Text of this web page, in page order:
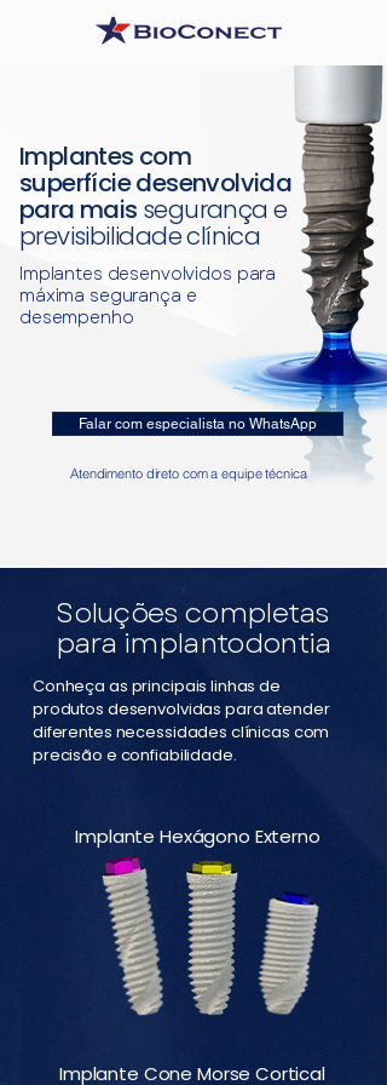
Implantes com
superfície desenvolvida
para mais segurança e
previsibilidade clínica
Implantes desenvolvidos para
máxima segurança e
desempenho
Falar com especialista no WhatsApp
Atendimento direto com a equipe técnica
Soluções completas
para implantodontia
Conheça as principais linhas de
produtos desenvolvidas para atender
diferentes necessidades clínicas com
precisão e confiabilidade.
Implante Hexágono Externo
Implante Cone Morse Cortical